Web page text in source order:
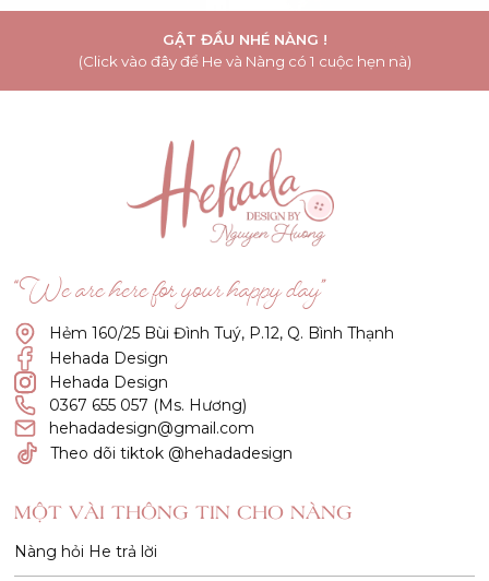
GẬT ĐẦU NHÉ NÀNG !
(Click vào đây để He và Nàng có 1 cuộc hẹn nà)
“We are here for your happy day”
Hẻm 160/25 Bùi Đình Tuý, P.12, Q. Bình Thạnh
Hehada Design
Hehada Design
0367 655 057 (Ms. Hương)
hehadadesign@gmail.com
Theo dõi tiktok @hehadadesign
MỘT VÀI THÔNG TIN CHO NÀNG
Nàng hỏi He trả lời